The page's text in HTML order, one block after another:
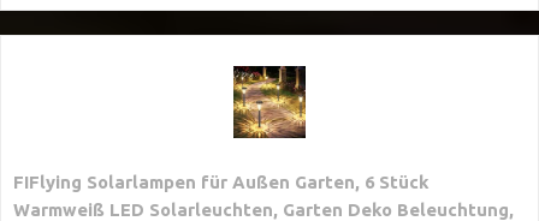
FIFlying Solarlampen für Außen Garten, 6 Stück
Warmweiß LED Solarleuchten, Garten Deko Beleuchtung,